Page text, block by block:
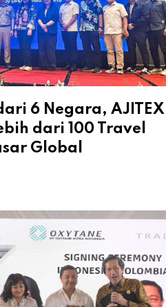
6 Negara, AJITEX
dari 100 Travel
Global